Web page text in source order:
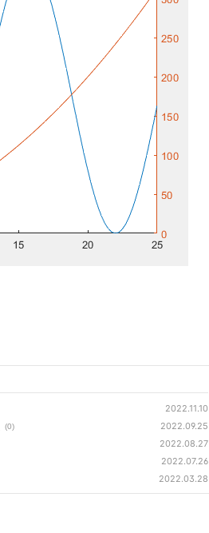
2022.11.10
(0) 2022.09.25
2022.08.27
2022.07.26
2022.03.28